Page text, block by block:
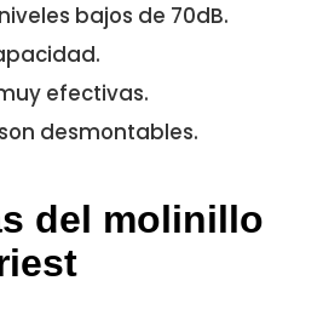
bajos de 70dB.
efectivas.
desmontables.
del molinillo